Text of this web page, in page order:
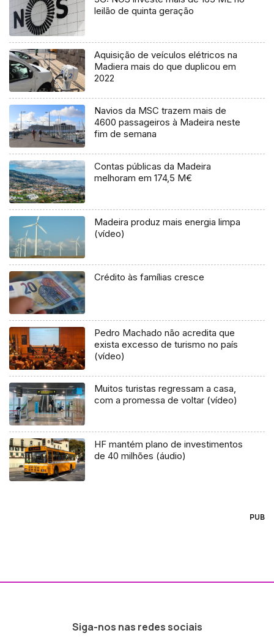
leilão de quinta geração
Aquisição de veículos elétricos na
Madiera mais do que duplicou em
2022
Navios da MSC trazem mais de
4600 passageiros à Madeira neste
fim de semana
Contas públicas da Madeira
melhoram em 174,5 M€
Madeira produz mais energia limpa
(vídeo)
Crédito às famílias cresce
Pedro Machado não acredita que
exista excesso de turismo no país
(vídeo)
Muitos turistas regressam a casa,
com a promessa de voltar (vídeo)
HF mantém plano de investimentos
de 40 milhões (áudio)
PUB
Siga-nos nas redes sociais